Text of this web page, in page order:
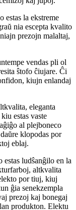
estas la ekstreme
nia escepta kvalito
prezojn malaltaj,
vendas pli ol
ŝtofo ĉiujare. Ĉi
kiujn enlandaj
eleganta
estas vaste
al plejboneco
klopodas por
eblaj.
ludŝanĝilo en la
altkvalita
por tiuj, kiuj
ĝia senekzempla
prezoj kaj bonegaj
produkton. Elektu